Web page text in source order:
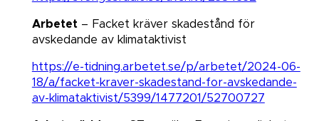
Arbetet– Facket kräver skadestånd för
avskedande av klimataktivist
https://e-tidning.arbetet.se/p/arbetet/2024-06-
18/a/facket-kraver-skadestand-for-avskedande-
av-klimataktivist/5399/1477201/52700727